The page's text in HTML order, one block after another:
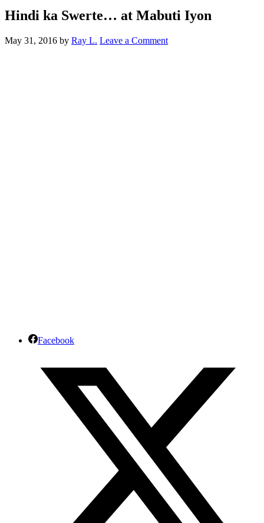
Hindi ka Swerte… at Mabuti Iyon
May 31, 2016 by Ray L. Leave a Comment
Facebook